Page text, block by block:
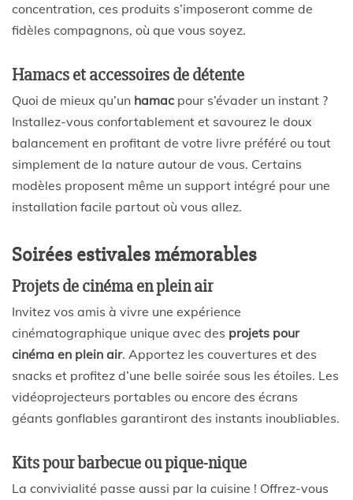
concentration, ces produits s’imposeront comme de
fidèles compagnons, où que vous soyez.
Hamacs et accessoires de détente
Quoi de mieux qu’un hamac pour s’évader un instant ?
Installez-vous confortablement et savourez le doux
balancement en profitant de votre livre préféré ou tout
simplement de la nature autour de vous. Certains
modèles proposent même un support intégré pour une
installation facile partout où vous allez.
Soirées estivales mémorables
Projets de cinéma en plein air
Invitez vos amis à vivre une expérience
cinématographique unique avec des projets pour
cinéma en plein air. Apportez les couvertures et des
snacks et profitez d’une belle soirée sous les étoiles. Les
vidéoprojecteurs portables ou encore des écrans
géants gonflables garantiront des instants inoubliables.
Kits pour barbecue ou pique-nique
La convivialité passe aussi par la cuisine ! Offrez-vous